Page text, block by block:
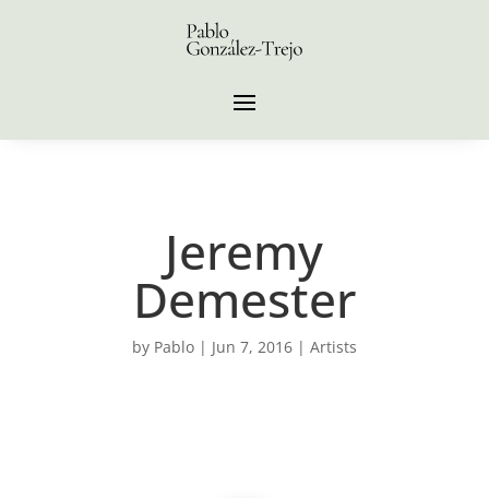
Jeremy
Demester
by Pablo| Jun 7, 2016| Artists